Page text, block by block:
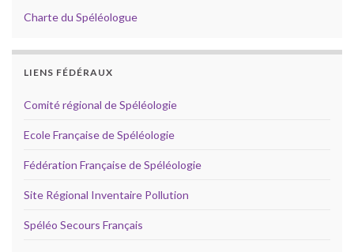
Charte du Spéléologue
LIENS FÉDÉRAUX
Comité régional de Spéléologie
Ecole Française de Spéléologie
Fédération Française de Spéléologie
Site Régional Inventaire Pollution
Spéléo Secours Français